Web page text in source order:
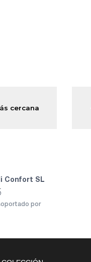
cercana
Confort SL
por